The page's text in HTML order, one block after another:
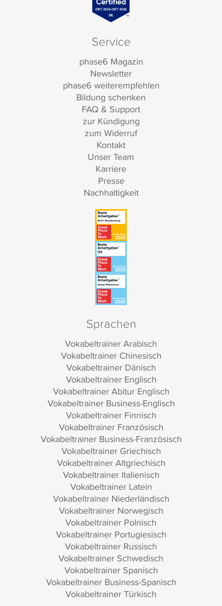
Service
phase6 Magazin
Newsletter
phase6 weiterempfehlen
Bildung schenken
FAQ & Support
zur Kündigung
zum Widerruf
Kontakt
Unser Team
Karriere
Presse
Nachhaltigkeit
Sprachen
Vokabeltrainer Arabisch
Vokabeltrainer Chinesisch
Vokabeltrainer Dänisch
Vokabeltrainer Englisch
Vokabeltrainer Abitur Englisch
Vokabeltrainer Business-Englisch
Vokabeltrainer Finnisch
Vokabeltrainer Französisch
Vokabeltrainer Business-Französisch
Vokabeltrainer Griechisch
Vokabeltrainer Altgriechisch
Vokabeltrainer Italienisch
Vokabeltrainer Latein
Vokabeltrainer Niederländisch
Vokabeltrainer Norwegisch
Vokabeltrainer Polnisch
Vokabeltrainer Portugiesisch
Vokabeltrainer Russisch
Vokabeltrainer Schwedisch
Vokabeltrainer Spanisch
Vokabeltrainer Business-Spanisch
Vokabeltrainer Türkisch